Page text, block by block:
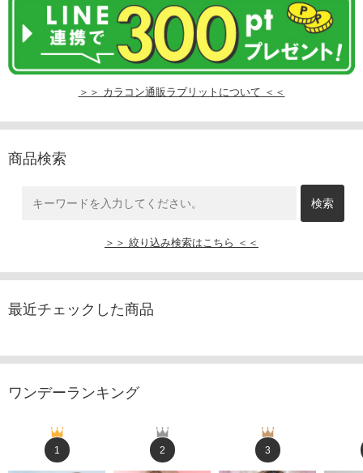
＞＞ カラコン通販ラブリットについて ＜＜
商品検索
＞＞ 絞り込み検索はこちら ＜＜
最近チェックした商品
ワンデーランキング
1 2 3